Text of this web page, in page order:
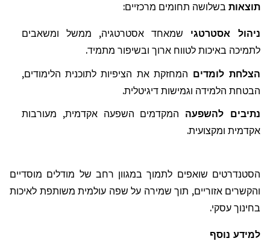
תוצאות בשלושה תחומים מרכזיים:
ניהול אסטרטגי שמאחד אסטרטגיה, ממשל ומשאבים
לתמיכה באיכות לטווח ארוך ובשיפור מתמיד.
הצלחת לומדים המחזקת את הציפיות לתוכנית הלימודים,
הבטחת הלמידה וגמישות דיגיטלית.
נתיבים להשפעה המקדמים השפעה אקדמית, מעורבות
אקדמית ומקצועית.
הסטנדרטים שואפים לתמוך במגוון רחב של מודלים מוסדיים
והקשרים אזוריים, תוך שמירה על שפה עולמית משותפת לאיכות
בחינוך עסקי.
למידע נוסף